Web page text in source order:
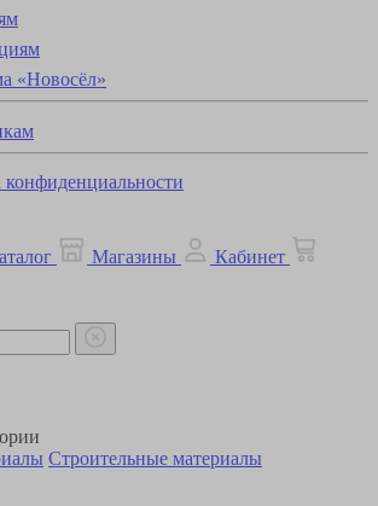
«Новосёл»
Магазины
Кабинет
Строительные материалы